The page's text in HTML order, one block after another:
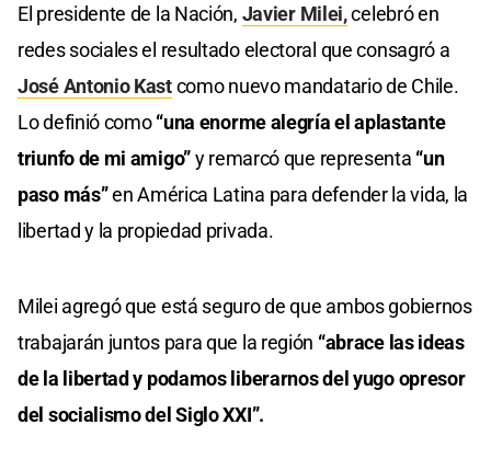
El presidente de la Nación, Javier Milei,celebró en
redes sociales el resultado electoral que consagró a
José Antonio Kastcomo nuevo mandatario de Chile.
Lo definió como“una enorme alegría el aplastante
triunfo de mi amigo”y remarcó que representa “un
paso más”en América Latina para defender la vida, la
libertad y la propiedad privada.
Milei agregó que está seguro de que ambos gobiernos
trabajarán juntos para que la región “abrace las ideas
de la libertad y podamos liberarnos del yugo opresor
del socialismo del Siglo XXI”.